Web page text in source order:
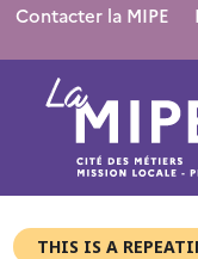
Contacter la MIPE
THIS IS A